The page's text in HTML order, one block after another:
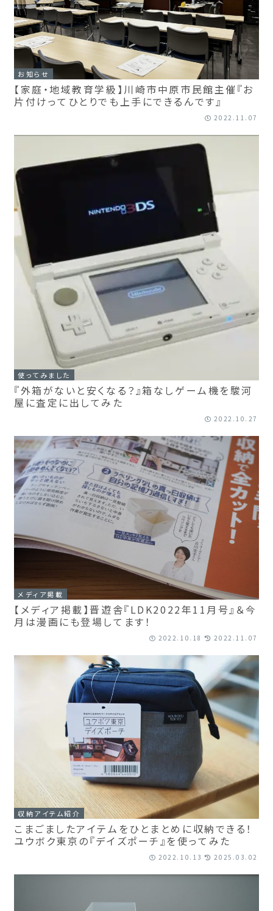
お知らせ
【家庭・地域教育学級】川崎市中原市民館主催『お
片付けってひとりでも上手にできるんです』
2022.11.07
使ってみました
『外箱がないと安くなる？』箱なしゲーム機を駿河
屋に査定に出してみた
2022.10.27
メディア掲載
【メディア掲載】晋遊舎『LDK2022年11月号』＆今
月は漫画にも登場してます！
2022.10.18 2022.11.07
収納アイテム紹介
こまごましたアイテムをひとまとめに収納できる！
ユウボク東京の『デイズポーチ』を使ってみた
2022.10.13 2025.03.02